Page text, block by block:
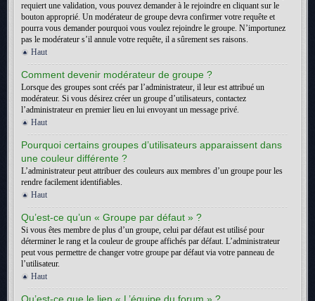
requiert une validation, vous pouvez demander à le rejoindre en cliquant sur le
bouton approprié. Un modérateur de groupe devra confirmer votre requête et
pourra vous demander pourquoi vous voulez rejoindre le groupe. N’importunez
pas le modérateur s’il annule votre requête, il a sûrement ses raisons.
Haut
Comment devenir modérateur de groupe ?
Lorsque des groupes sont créés par l’administrateur, il leur est attribué un
modérateur. Si vous désirez créer un groupe d’utilisateurs, contactez
l’administrateur en premier lieu en lui envoyant un message privé.
Haut
Pourquoi certains groupes d’utilisateurs apparaissent dans
une couleur différente ?
L’administrateur peut attribuer des couleurs aux membres d’un groupe pour les
rendre facilement identifiables.
Haut
Qu’est-ce qu’un « Groupe par défaut » ?
Si vous êtes membre de plus d’un groupe, celui par défaut est utilisé pour
déterminer le rang et la couleur de groupe affichés par défaut. L’administrateur
peut vous permettre de changer votre groupe par défaut via votre panneau de
l’utilisateur.
Haut